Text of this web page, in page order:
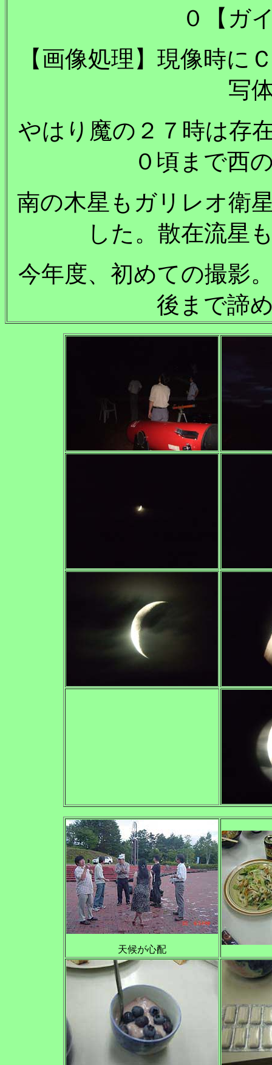
０【ガ
【画像処理】現像時に
写
やはり魔の２７時は存
０頃まで西
南の木星もガリレオ衛
した。散在流星
今年度、初めての撮影
後まで諦
天候が心配